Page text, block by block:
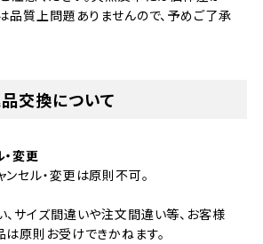
品質上問題ありませんので、予めご了承
品交換について
変更
セル・変更は原則不可。
サイズ間違いや注文間違い等、お客様
原則お受けできかねます。